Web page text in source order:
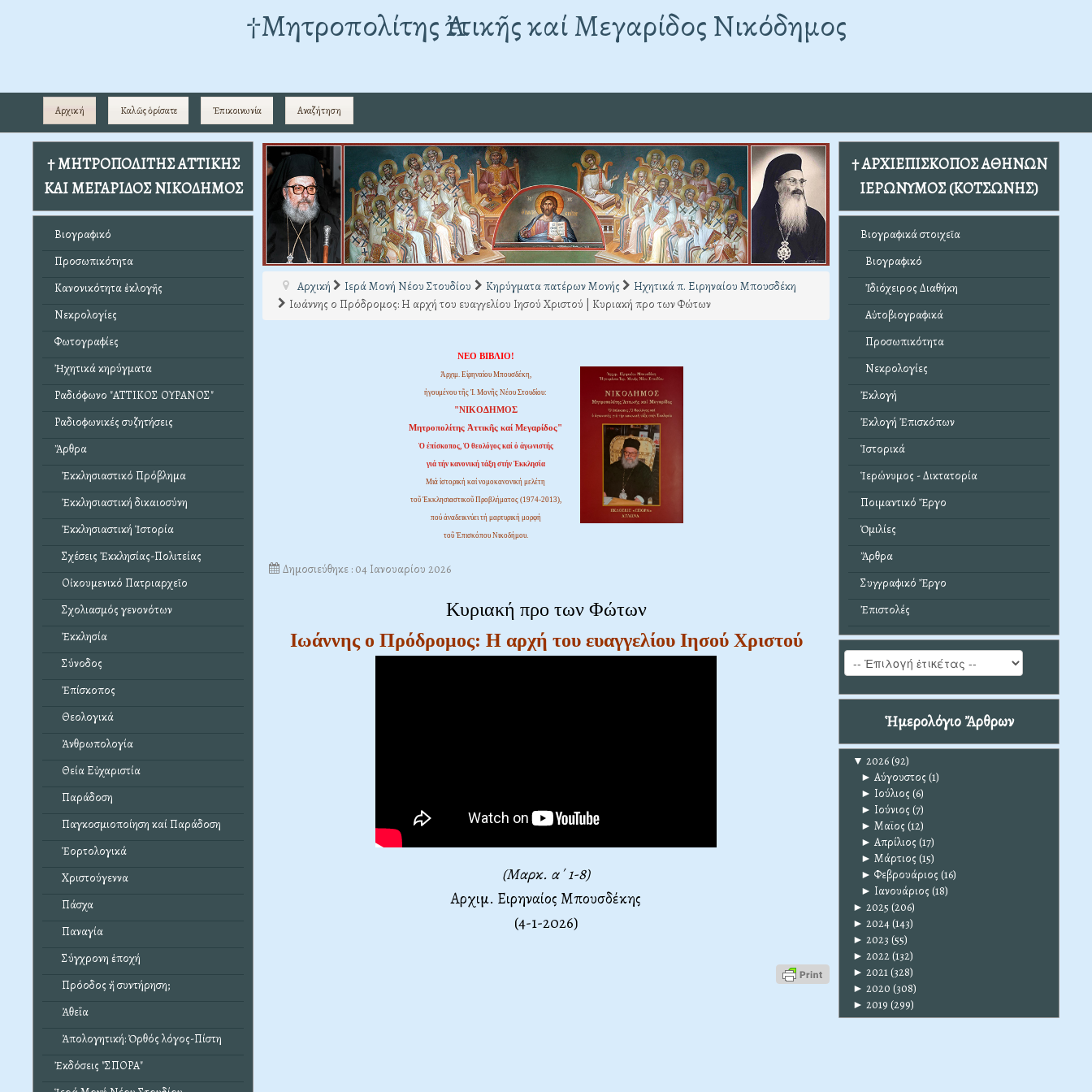
†Mητροπολίτης Ἀττικῆς καί Μεγαρίδος Νικόδημος
Αρχική Καλῶς ὁρίσατε Ἐπικοινωνία Αναζήτηση
† ΜΗΤΡΟΠΟΛΙΤΗΣ ΑΤΤΙΚΗΣ
ΚΑΙ ΜΕΓΑΡΙΔΟΣ ΝΙΚΟΔΗΜΟΣ
Βιογραφικό
Προσωπικότητα
Κανονικότητα ἐκλογῆς
Νεκρολογίες
Φωτογραφίες
Ἠχητικά κηρύγματα
Ραδιόφωνο "ΑΤΤΙΚΟΣ ΟΥΡΑΝΟΣ"
Ραδιοφωνικές συζητήσεις
Ἄρθρα
Ἐκκλησιαστικό Πρόβλημα
Ἐκκλησιαστική δικαιοσύνη
Ἐκκλησιαστική Ἱστορία
Σχέσεις Ἐκκλησίας-Πολιτείας
Οἰκουμενικό Πατριαρχεῖο
Σχολιασμός γενονότων
Ἐκκλησία
Σύνοδος
Ἐπίσκοπος
Θεολογικά
Ἀνθρωπολογία
Θεία Εὐχαριστία
Παράδοση
Παγκοσμιοποίηση καί Παράδοση
Ἑορτολογικά
Χριστούγεννα
Πάσχα
Παναγία
Σύγχρονη ἐποχή
Πρόοδος ἤ συντήρηση;
Ἀθεΐα
Ἀπολογητική: Ὀρθός λόγος-Πίστη
Ἐκδόσεις "ΣΠΟΡΑ"
Αρχική Ιερά Μονή Νέου Στουδίου Κηρύγματα πατέρων Μονής
Ηχητικά π. Ειρηναίου Μπουσδέκη
Ιωάννης ο Πρόδρομος: Η αρχή του ευαγγελίου Ιησού Χριστού | Κυριακή προ των Φώτων
ΝΕΟ ΒΙΒΛΙΟ!
Ἀρχιμ. Εἰρηναίου Μπουσδέκη,
ἡγουμένου τῆς Ἱ. Μονῆς Νέου Στουδίου:
"ΝΙΚΟΔΗΜΟΣ
Μητροπολίτης Ἀττικῆς καί Μεγαρίδος"
Ὁ ἐπίσκοπος, Ὁ θεολόγος καί ὁ ἀγωνιστής
γιά τήν κανονική τάξη στήν Ἐκκλησία
Μιά ἱστορική καί νομοκανονική μελέτη
τοῦ Ἐκκλησιαστικοῦ Προβλήματος (1974-2013),
πού ἀναδεικνύει τή μαρτυρική μορφή
τοῦ Ἐπισκόπου Νικοδήμου.
Δημοσιεύθηκε : 04 Ιανουαρίου 2026
Κυριακή προ των Φώτων
Ιωάννης ο Πρόδρομος: Η αρχή του ευαγγελίου Ιησού Χριστού
(Μαρκ. α΄ 1-8)
Αρχιμ. Ειρηναίος Μπουσδέκης
(4-1-2026)
† ΑΡΧΙΕΠΙΣΚΟΠΟΣ ΑΘΗΝΩΝ
ΙΕΡΩΝΥΜΟΣ (ΚΟΤΣΩΝΗΣ)
Βιογραφικά στοιχεῖα
Βιογραφικό
Ἰδιόχειρος Διαθήκη
Αὐτοβιογραφικά
Προσωπικότητα
Νεκρολογίες
Ἐκλογή
Ἐκλογή Ἐπισκόπων
Ἱστορικά
Ἱερώνυμος - Δικτατορία
Ποιμαντικό Ἔργο
Ὁμιλίες
Ἄρθρα
Συγγραφικό Ἔργο
Ἐπιστολές
Ἡμερολόγιο Ἄρθρων
▼ 2026(92)
► Αύγουστος (1)
► Ιούλιος (6)
► Ιούνιος (7)
► Μαϊος (12)
► Απρίλιος (17)
► Μάρτιος (15)
► Φεβρουάριος (16)
► Ιανουάριος (18)
► 2025 (206)
► 2024(143)
► 2023 (55)
► 2022(132)
► 2021(328)
► 2020 (308)
► 2019 (299)